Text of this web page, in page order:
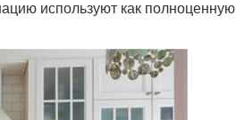
используют как